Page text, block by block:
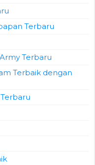
Terbaru
Terbaru
Terbaik dengan